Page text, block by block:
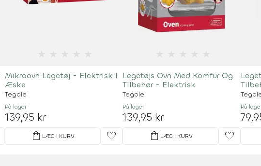
Mikroovn Legetøj - Elektrisk I
Æske
Tegole
På lager
139,95 kr
shopping_bag LÆG I KURV favorite
Legetøjs Ovn Med Komfur Og
Tilbehør - Elektrisk
Tegole
På lager
139,95 kr
shopping_bag LÆG I KURV favorite
På